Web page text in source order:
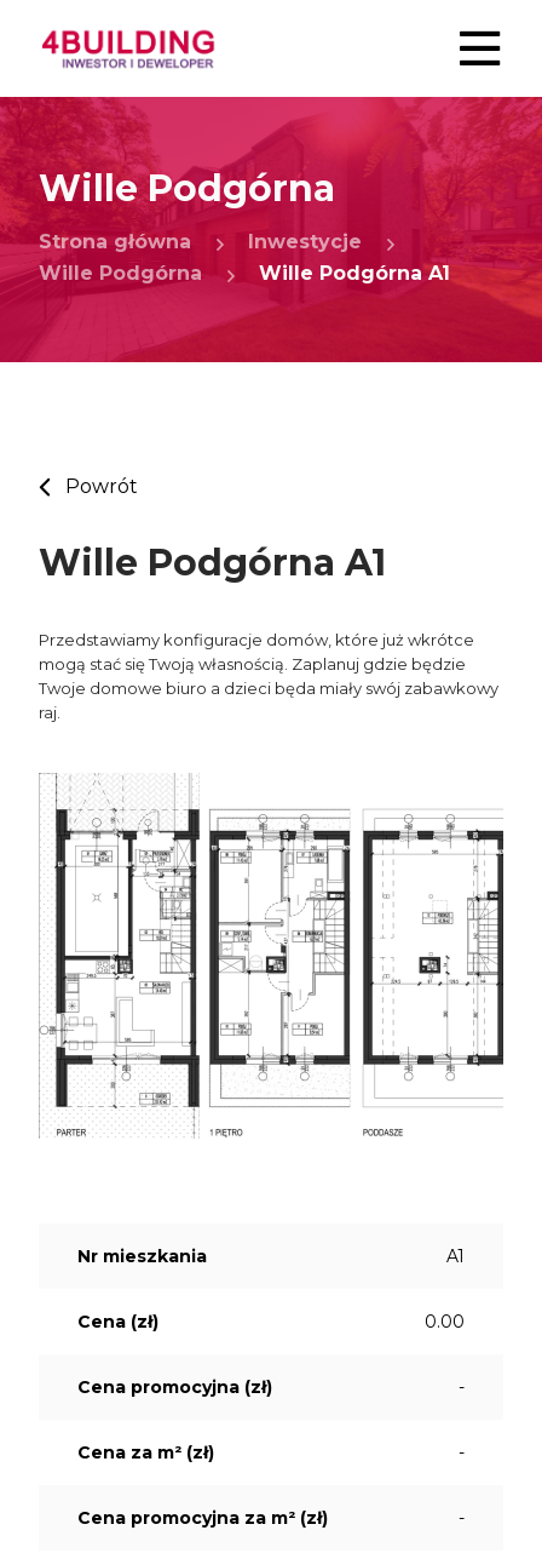
Wille Podgórna
Strona główna
Inwestycje
Wille Podgórna
Wille Podgórna A1
Powrót
Wille Podgórna A1
Przedstawiamy konfiguracje domów, które już wkrótce
mogą stać się Twoją własnością. Zaplanuj gdzie będzie
Twoje domowe biuro a dzieci będa miały swój zabawkowy
raj.
Nr mieszkania A1
Cena (zł) 0.00
Cena promocyjna (zł) -
Cena za m² (zł) -
Cena promocyjna za m² (zł) -